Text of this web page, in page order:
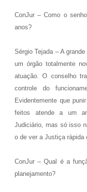
ConJur – Como o
anos?
Sérgio Tejada – A
um órgão totalmente
atuação. O conselho
controle do
Evidentemente que
feitos atende a um
Judiciário, mas só isso
o de ver a Justiça rápida
ConJur – Qual é a
planejamento?